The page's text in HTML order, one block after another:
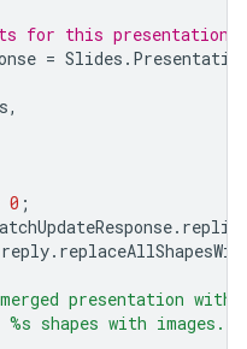
for this presentation.
= Slides .
,
0 ;
.
reply.
presentation with
%s shapes with images."